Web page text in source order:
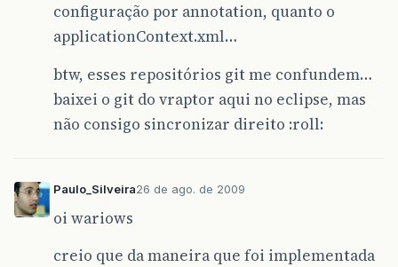
configuração por annotation, quanto o
applicationContext.xml…
btw, esses repositórios git me confundem…
baixei o git do vraptor aqui no eclipse, mas
não consigo sincronizar direito :roll:
Paulo_Silveira26 de ago. de 2009
oi wariows
creio que da maneira que foi implementada